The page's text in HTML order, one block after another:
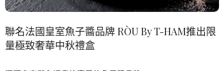
聯名法國皇室魚子醬品牌 RÒU By T-HAM推出限
量極致奢華中秋禮盒